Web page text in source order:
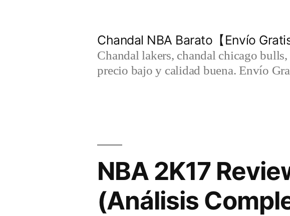
Chandal NBA Barato【Envío
Chandal lakers, chandal chicago
precio bajo y calidad buena. Envío
NBA 2K17
(Análisis